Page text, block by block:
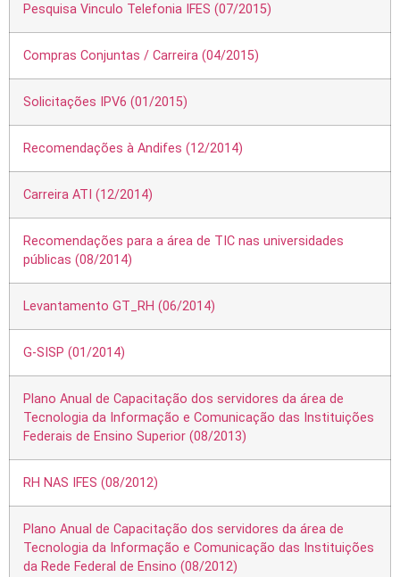
Pesquisa Vinculo Telefonia IFES (07/2015)
Compras Conjuntas / Carreira (04/2015)
Solicitações IPV6 (01/2015)
Recomendações à Andifes (12/2014)
Carreira ATI (12/2014)
Recomendações para a área de TIC nas universidades
públicas (08/2014)
Levantamento GT_RH (06/2014)
G-SISP (01/2014)
Plano Anual de Capacitação dos servidores da área de
Tecnologia da Informação e Comunicação das Instituições
Federais de Ensino Superior (08/2013)
RH NAS IFES (08/2012)
Plano Anual de Capacitação dos servidores da área de
Tecnologia da Informação e Comunicação das Instituições
da Rede Federal de Ensino (08/2012)